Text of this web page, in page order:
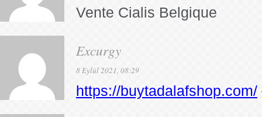
Vente Cialis Belgique
Excurgy
8 Eylül 2021, 08:29
https://buytadalafshop.com/